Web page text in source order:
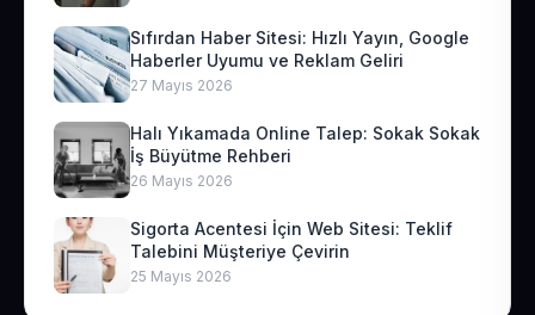
Sıfırdan Haber Sitesi: Hızlı Yayın, Google
Haberler Uyumu ve Reklam Geliri
27 Mayıs 2026
Halı Yıkamada Online Talep: Sokak Sokak
İş Büyütme Rehberi
26 Mayıs 2026
Sigorta Acentesi İçin Web Sitesi: Teklif
Talebini Müşteriye Çevirin
25 Mayıs 2026